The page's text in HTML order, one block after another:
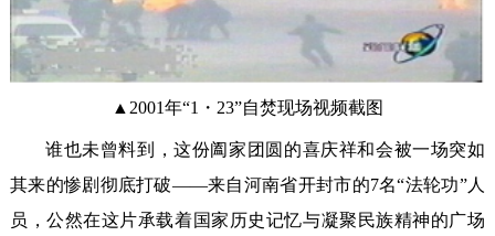
▲2001年“1・23”自焚现场视频截图
谁也未曾料到，这份阖家团圆的喜庆祥和会被一场突如
其来的惨剧彻底打破——来自河南省开封市的7名“法轮功”人
员，公然在这片承载着国家历史记忆与凝聚民族精神的广场